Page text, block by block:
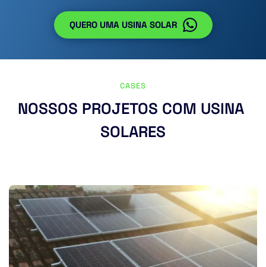
QUERO UMA USINA SOLAR
CASES
NOSSOS PROJETOS COM USINA
SOLARES